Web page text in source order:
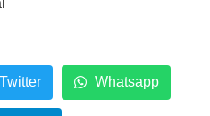
Twitter Whatsapp